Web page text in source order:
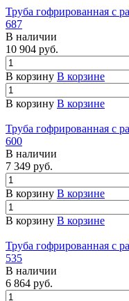
Труба гофрированная с
687
В наличии
10 904 руб.
В корзину В корзине
В корзину В корзине
Труба гофрированная с
600
В наличии
7 349 руб.
В корзину В корзине
В корзину В корзине
Труба гофрированная с
535
В наличии
6 864 руб.